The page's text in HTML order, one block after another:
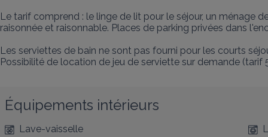
Le tarif comprend : le linge de lit pour le séjour, un ménage
raisonnée et raisonnable. Places de parking privées dans
Les serviettes de bain ne sont pas fourni pour les courts
Possibilité de location de jeu de serviette sur demande
Équipements intérieurs
Lave-vaisselle